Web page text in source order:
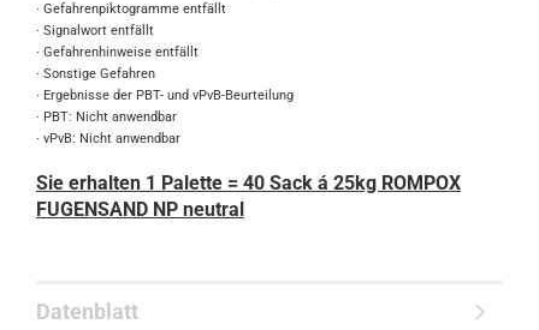
· Gefahrenpiktogramme entfällt
· Signalwort entfällt
· Gefahrenhinweise entfällt
· Sonstige Gefahren
· Ergebnisse der PBT- und vPvB-Beurteilung
· PBT: Nicht anwendbar
· vPvB: Nicht anwendbar
Sie erhalten 1 Palette = 40 Sack á 25kg ROMPOX
FUGENSAND NP neutral
Datenblatt